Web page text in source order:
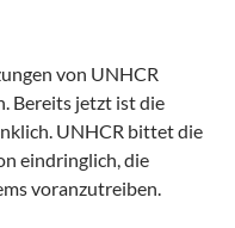
von UNHCR
Bereits jetzt ist die
UNHCR bittet die
eindringlich, die
voranzutreiben.